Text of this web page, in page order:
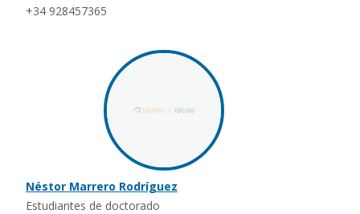
+34 928457365
Néstor Marrero Rodríguez
Estudiantes de doctorado